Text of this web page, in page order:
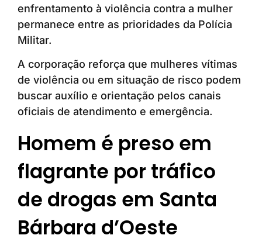
enfrentamento à violência contra a mulher
permanece entre as prioridades da Polícia
Militar.
A corporação reforça que mulheres vítimas
de violência ou em situação de risco podem
buscar auxílio e orientação pelos canais
oficiais de atendimento e emergência.
Homem é preso em
flagrante por tráfico
de drogas em Santa
Bárbara d’Oeste